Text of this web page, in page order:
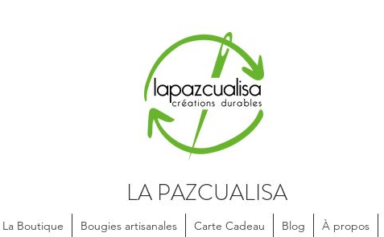
LA PAZCUALISA
Accessoires en textile, dessinés et confectionnés de manière artisanale, en
La Boutique Bougies artisanales Carte Cadeau Blog À propos